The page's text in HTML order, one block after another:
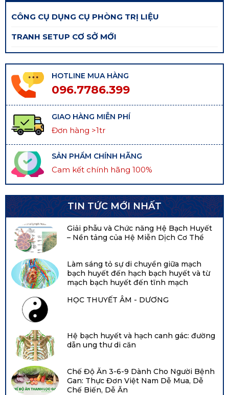
CÔNG CỤ DỤNG CỤ PHÒNG TRỊ LIỆU
TRANH SETUP CƠ SỞ MỚI
HOTLINE MUA HÀNG
096.7786.399
GIAO HÀNG MIỄN PHÍ
Đơn hàng >1tr
SẢN PHẨM CHÍNH HÃNG
Cam kết chính hãng 100%
TIN TỨC MỚI NHẤT
Giải phẫu và Chức năng Hệ Bạch Huyết
– Nền tảng của Hệ Miễn Dịch Cơ Thể
Làm sáng tỏ sự di chuyển giữa mạch
bạch huyết đến hạch bạch huyết và từ
mạch bạch huyết đến tĩnh mạch
HỌC THUYẾT ÂM - DƯƠNG
Hệ bạch huyết và hạch canh gác: đường
dẫn ung thư di căn
Chế Độ Ăn 3-6-9 Dành Cho Người Bệnh
Gan: Thực Đơn Việt Nam Dễ Mua, Dễ
Chế Biến, Dễ Ăn